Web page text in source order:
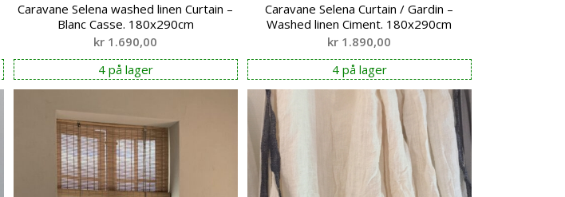
Caravane Selena washed linen Curtain –
Blanc Casse. 180x290cm
kr 1.690,00
4 på lager
Caravane Selena Curtain / Gardin –
Washed linen Ciment. 180x290cm
kr 1.890,00
4 på lager